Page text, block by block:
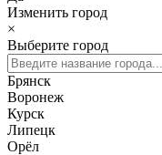
Изменить город
×
Выберите город
Брянск
Воронеж
Курск
Липецк
Орёл